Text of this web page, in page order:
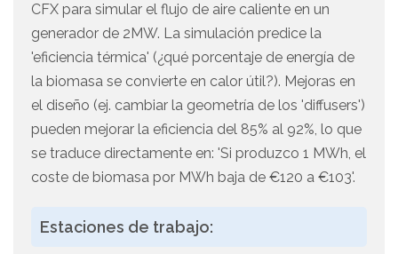
CFX para simular el flujo de aire caliente en un
generador de 2MW. La simulación predice la
'eficiencia térmica' (¿qué porcentaje de energía de
la biomasa se convierte en calor útil?). Mejoras en
el diseño (ej. cambiar la geometría de los 'diffusers')
pueden mejorar la eficiencia del 85% al 92%, lo que
se traduce directamente en: 'Si produzco 1 MWh, el
coste de biomasa por MWh baja de €120 a €103'.
Estaciones de trabajo: